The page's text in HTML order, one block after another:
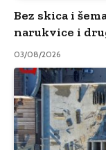
Bez skica i
narukvice i
03/08/2026